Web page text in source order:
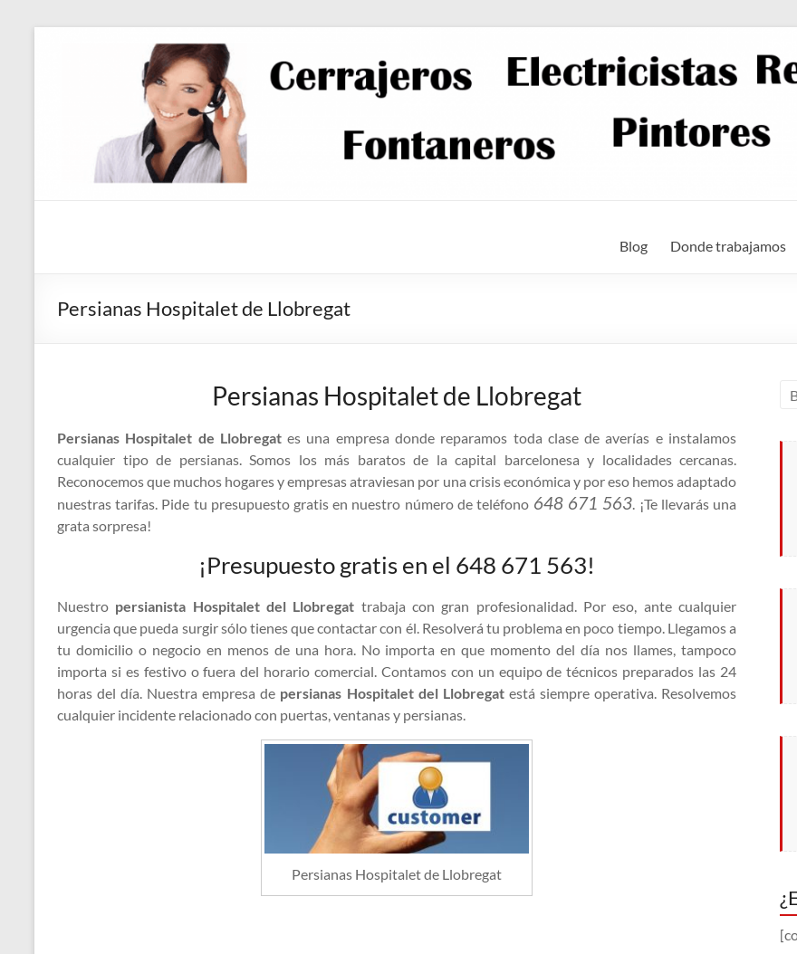
Blog Donde trabajamos
Persianas Hospitalet de Llobregat
Persianas Hospitalet de Llobregat
Persianas Hospitalet de Llobregates una empresa donde reparamos toda clase de averías e instalamos
cualquier tipo de persianas. Somos los más baratos de la capital barcelonesa y localidades cercanas.
Reconocemos que muchos hogares y empresas atraviesan por una crisis económica y por eso hemos adaptado
nuestras tarifas. Pide tu presupuesto gratis en nuestro número de teléfono648 671 563. ¡Te llevarás una
grata sorpresa!
¡Presupuesto gratis en el 648 671 563!
Nuestro persianista Hospitalet del Llobregat trabaja con gran profesionalidad. Por eso, ante cualquier
urgencia que pueda surgir sólo tienes que contactar con él. Resolverá tu problema en poco tiempo. Llegamos a
tu domicilio o negocio en menos de una hora. No importa en que momento del día nos llames, tampoco
importa si es festivo o fuera del horario comercial. Contamos con un equipo de técnicos preparados las 24
horas del día. Nuestra empresa de persianas Hospitalet del Llobregatestá siempre operativa. Resolvemos
cualquier incidente relacionado con puertas, ventanas y persianas.
Persianas Hospitalet de Llobregat